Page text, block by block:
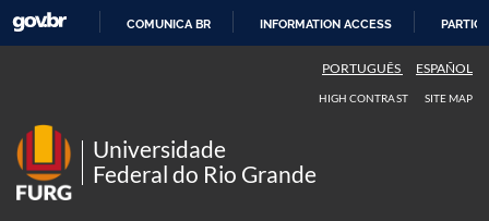
COMUNICA BR INFORMATION ACCESS
PORTUGUÊS ESPAÑOL
HIGH CONTRAST SITE MAP
Universidade
Federal do Rio Grande